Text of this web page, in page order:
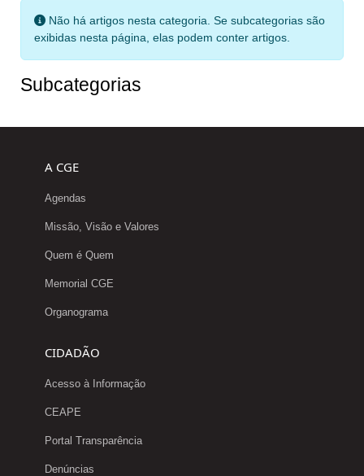
Informação
Não há artigos nesta categoria. Se subcategorias são
exibidas nesta página, elas podem conter artigos.
Subcategorias
A CGE
Agendas
Missão, Visão e Valores
Quem é Quem
Memorial CGE
Organograma
CIDADÃO
Acesso à Informação
CEAPE
Portal Transparência
Denúncias